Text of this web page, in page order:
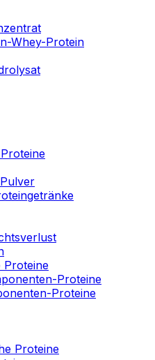
Whey-Protein
Proteine
Proteine
Proteine
Proteine